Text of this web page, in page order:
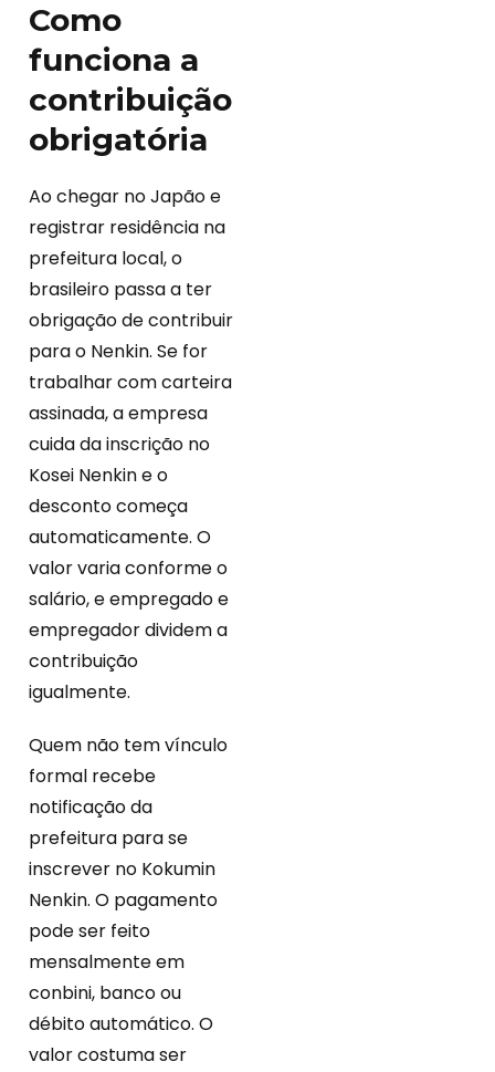
Como
funciona a
contribuição
obrigatória
Ao chegar no Japão e
registrar residência na
prefeitura local, o
brasileiro passa a ter
obrigação de contribuir
para o Nenkin. Se for
trabalhar com carteira
assinada, a empresa
cuida da inscrição no
Kosei Nenkin e o
desconto começa
automaticamente. O
valor varia conforme o
salário, e empregado e
empregador dividem a
contribuição
igualmente.
Quem não tem vínculo
formal recebe
notificação da
prefeitura para se
inscrever no Kokumin
Nenkin. O pagamento
pode ser feito
mensalmente em
conbini, banco ou
débito automático. O
valor costuma ser